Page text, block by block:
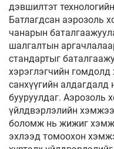
дэвшилтэт
Батлагдсан аэрозоль
чанарын
шалгалтын
стандартыг
хэрэглэгчийн
санхүүгийн алдагдалд
бууруулдаг. Аэрозоль
үйлдвэрлэлийн
боломж нь жижиг
эхлээд томоохон